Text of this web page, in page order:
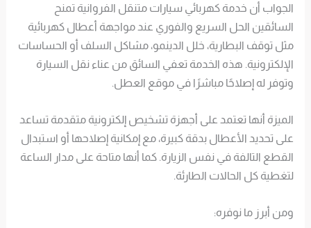
الجواب أن خدمة كهربائي سيارات متنقل الفروانية تمنح
السائقين الحل السريع والفوري عند مواجهة أعطال كهربائية
مثل توقف البطارية، خلل الدينمو، مشاكل السلف أو الحساسات
الإلكترونية. هذه الخدمة تعفي السائق من عناء نقل السيارة
وتوفر له إصلاحًا مباشرًا في موقع العطل.
الميزة أنها تعتمد على أجهزة تشخيص إلكترونية متقدمة تساعد
على تحديد الأعطال بدقة كبيرة، مع إمكانية إصلاحها أو استبدال
القطع التالفة في نفس الزيارة. كما أنها متاحة على مدار الساعة
لتغطية كل الحالات الطارئة.
ومن أبرز ما نوفره: